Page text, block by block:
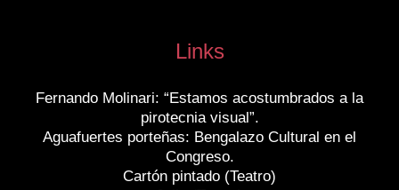
Links
Fernando Molinari: “Estamos acostumbrados a la
pirotecnia visual”.
Aguafuertes porteñas: Bengalazo Cultural en el
Congreso.
Cartón pintado (Teatro)